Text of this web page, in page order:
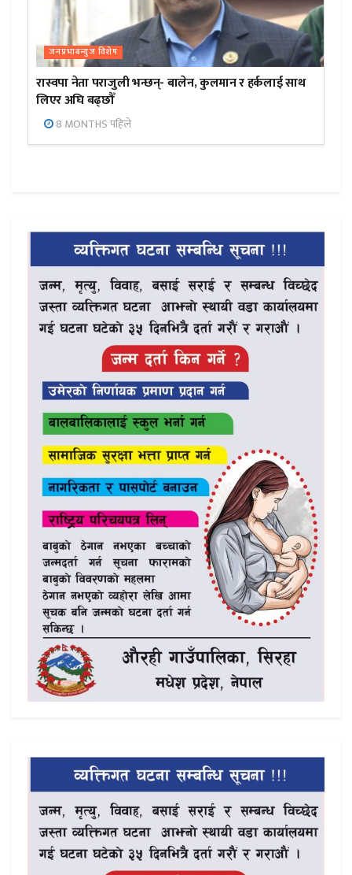
जनप्रभाबन्युज विशेष
रास्वपा नेता पराजुली भन्छन्- बालेन, कुलमान र हर्कलाई साथ
लिएर अघि बढ्छौँ
8 MONTHS पहिले